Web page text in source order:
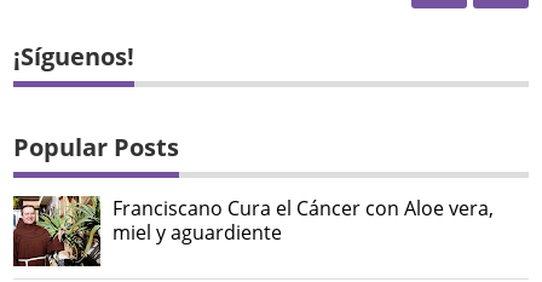
¡Síguenos!
Popular Posts
Franciscano Cura el Cáncer con Aloe vera,
miel y aguardiente